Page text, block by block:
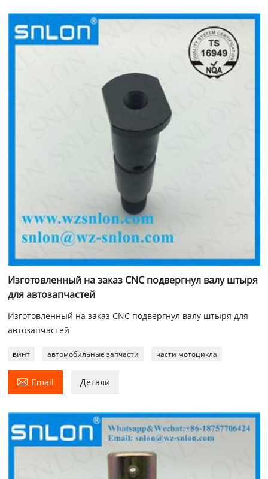
Изготовленный на заказ CNC подвергнул валу штыря
для автозапчастей
Изготовленный на заказ CNC подвергнул валу штыря для
автозапчастей
винт автомобильные запчасти части мотоцикла
 Email Детали